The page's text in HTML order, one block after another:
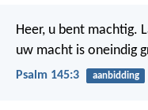
Heer, u bent machtig.
uw macht is oneindig
Psalm 145:3 aanbidding